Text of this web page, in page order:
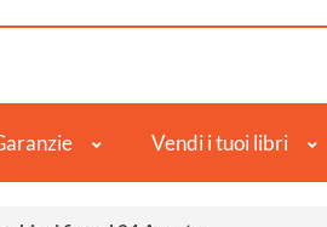
Vendi i tuoi libri